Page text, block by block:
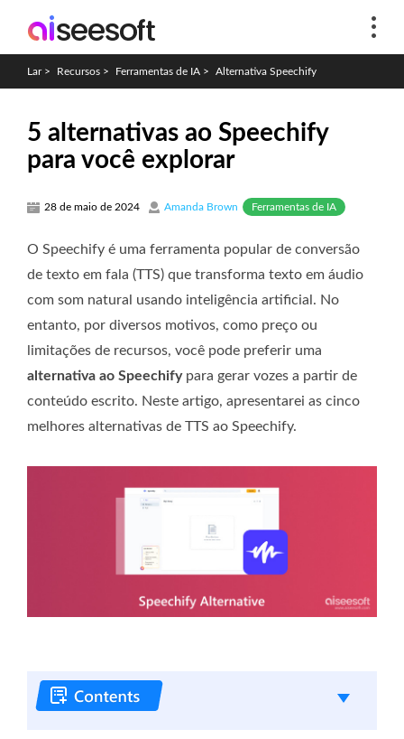
Lar > Recursos > Ferramentas de IA > Alternativa Speechify
5 alternativas ao Speechify
para você explorar
28 de maio de 2024 Amanda Brown Ferramentas de IA
O Speechify é uma ferramenta popular de conversão
de texto em fala (TTS) que transforma texto em áudio
com som natural usando inteligência artificial. No
entanto, por diversos motivos, como preço ou
limitações de recursos, você pode preferir uma
alternativa ao Speechifypara gerar vozes a partir de
conteúdo escrito. Neste artigo, apresentarei as cinco
melhores alternativas de TTS ao Speechify.